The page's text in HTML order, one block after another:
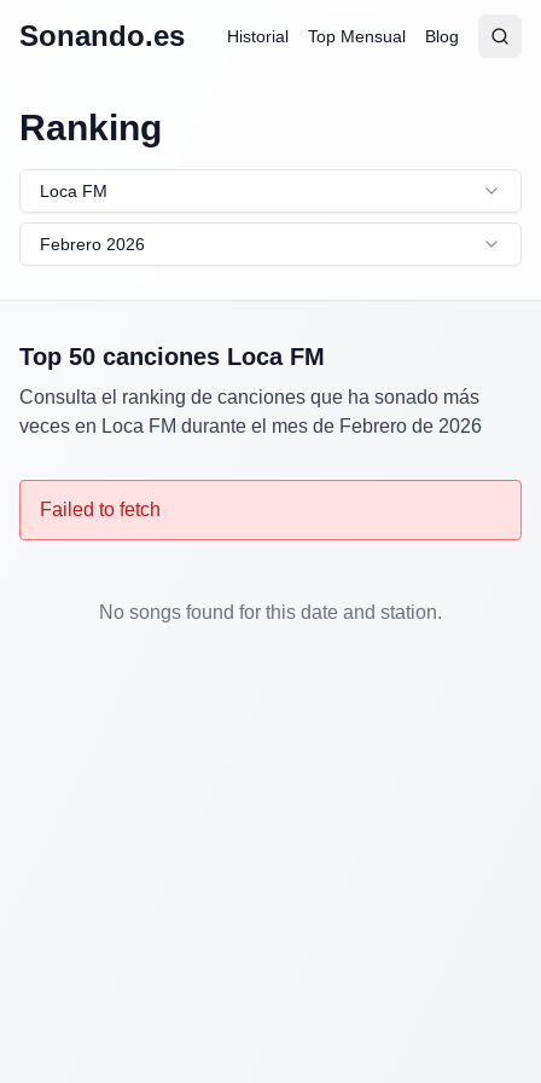
Sonando.es Historial Top Mensual Blog
Abrir
Ranking
Loca FM
Febrero 2026
Top 50 canciones Loca FM
Consulta el ranking de canciones que ha sonado más
veces en Loca FM durante el mes de Febrero de 2026
Failed to fetch
No songs found for this date and station.